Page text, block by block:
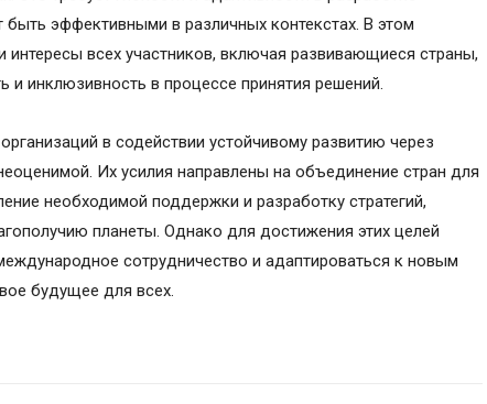
быть эффективными в различных контекстах. В этом
интересы всех участников, включая развивающиеся страны,
и инклюзивность в процессе принятия решений.
в содействии устойчивому развитию через
Их усилия направлены на объединение стран для
необходимой поддержки и разработку стратегий,
планеты. Однако для достижения этих целей
сотрудничество и адаптироваться к новым
будущее для всех.